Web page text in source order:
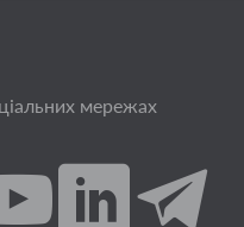
мережах